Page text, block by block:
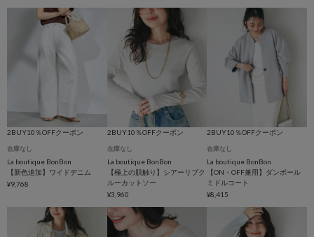
2BUY10％OFFクーポン
在庫なし
La boutique BonBon
【新色追加】ワイドデニム
¥9,768
2BUY10％OFFクーポン
在庫なし
La boutique BonBon
【極上の肌触り】シアーリブク
ルーカットソー
¥3,960
2BUY10％OFFクーポン
在庫なし
La boutique BonBon
【ON・OFF兼用】ダンボール
ミドルコート
¥8,415